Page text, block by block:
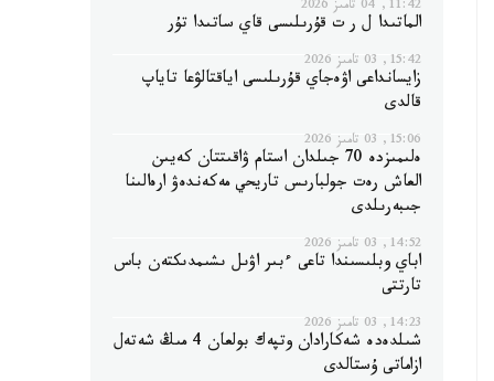
11:42, 04 تامىز 2026
الماتىدا ل ر ت قۇرىلىسى قاي ساتىدا تۇر
15:42, 03 تامىز 2026
زايسانداعى اۋەجاي قۇرىلىسى اياقتالۋعا تاياپ
قالدى
15:06, 03 تامىز 2026
ەلىمىزدە 70 جىلدان استام ۋاقىتتان كەيىن
العاش رەت جولبارىس تاريحي مەكەندەۋ ارەالىنا
جىبەرىلدى
14:52, 03 تامىز 2026
اباي وبلىسىندا تاعى ءبىر اۋىل ىشىمدىكتەن باس
تارتتى
14:23, 03 تامىز 2026
شىلدەدە شەكارادان وتپەك بولعان 4 مىڭ شەتەل
ازاماتى ۇستالدى